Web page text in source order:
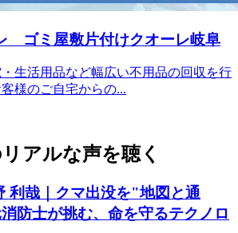
ゴミ屋敷片付けクオーレ岐阜
生活用品など幅広い不用品の回収を行
様のご自宅からの...
アルな声を聴く
利哉｜クマ出没を"地図と通
防士が挑む、命を守るテクノロ